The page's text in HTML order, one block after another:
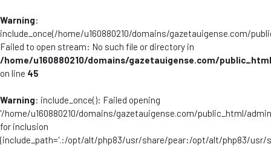
Warning:
include_once(/home/u160880210/domains/gazetauigense.com/
Failed to open stream: No such file or directory in
/home/u160880210/domains/gazetauigense.com/
on line 45
Warning: include_once(): Failed opening
'/home/u160880210/domains/gazetauigense.com/public_html/
for inclusion
(include_path='.:/opt/alt/php83/usr/share/pear:/opt/alt/php83/